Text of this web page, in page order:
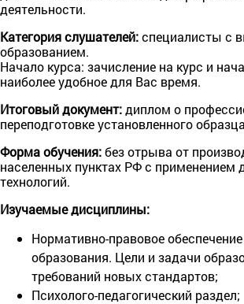
деятельности.
Категория слушателей:специалисты с
образованием.
Начало курса: зачисление на курс и
наиболее удобное для Вас время.
Итогoвый документ:диплом o
переподготовке установленного
Форма обучения:без отрыва от
населенных пунктах РФ с применением
технологий.
Изучаемые дисциплины:
Нормативно-правовое
образования. Цели и задачи
требований новых стандартов;
Психолого-педагогический раздел;